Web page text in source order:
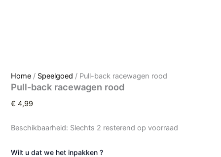
Home / Speelgoed / Pull-back racewagen rood
Pull-back racewagen rood
€ 4,99
Beschikbaarheid: Slechts 2 resterend op voorraad
Wilt u dat we het inpakken ?